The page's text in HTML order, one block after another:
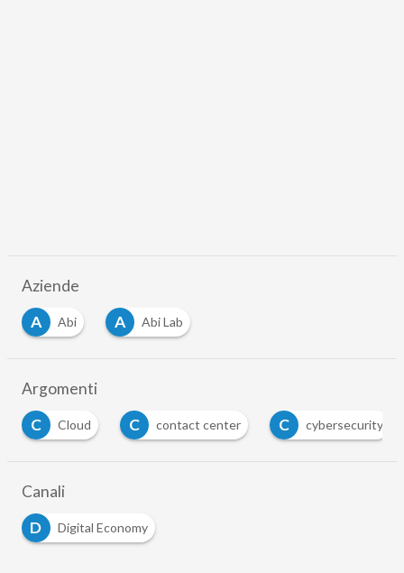
Aziende
A
Abi A
Abi Lab
Argomenti
C
Cloud C contact center C cybersecurity
Canali
D
Digital Economy